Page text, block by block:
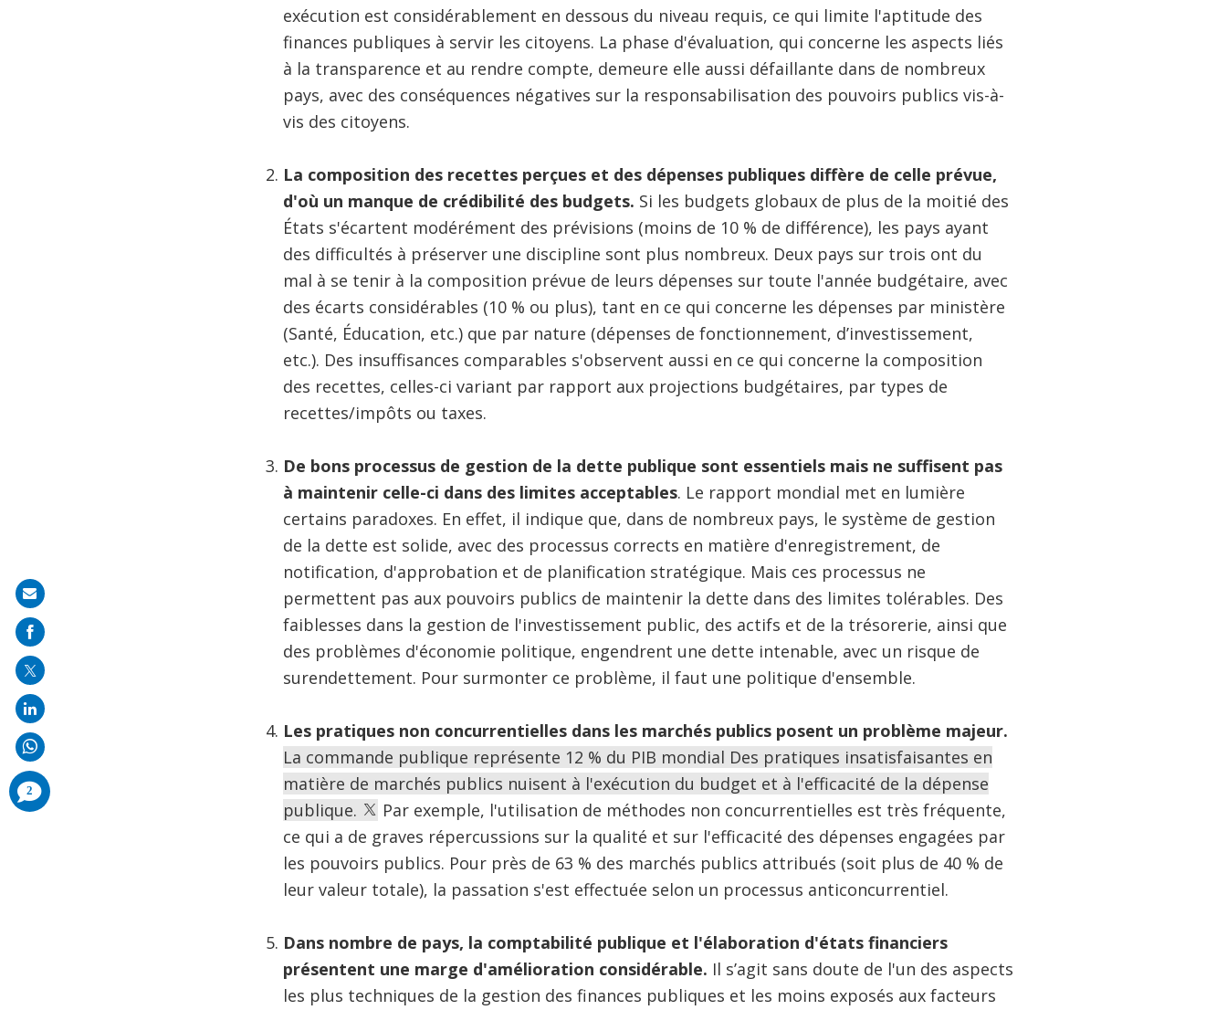
exécution est considérablement en dessous du niveau requis, ce qui limite l'aptitude des
finances publiques à servir les citoyens. La phase d'évaluation, qui concerne les aspects liés
à la transparence et au rendre compte, demeure elle aussi défaillante dans de nombreux
pays, avec des conséquences négatives sur la responsabilisation des pouvoirs publics vis-à-
vis des citoyens.
La composition des recettes perçues et des dépenses publiques diffère de celle prévue,
d'où un manque de crédibilité des budgets. Si les budgets globaux de plus de la moitié des
États s'écartent modérément des prévisions (moins de 10 % de différence), les pays ayant
des difficultés à préserver une discipline sont plus nombreux. Deux pays sur trois ont du
mal à se tenir à la composition prévue de leurs dépenses sur toute l'année budgétaire, avec
des écarts considérables (10 % ou plus), tant en ce qui concerne les dépenses par ministère
(Santé, Éducation, etc.) que par nature (dépenses de fonctionnement, d’investissement,
etc.). Des insuffisances comparables s'observent aussi en ce qui concerne la composition
des recettes, celles-ci variant par rapport aux projections budgétaires, par types de
recettes/impôts ou taxes.
De bons processus de gestion de la dette publique sont essentiels mais ne suffisent pas
à maintenir celle-ci dans des limites acceptables. Le rapport mondial met en lumière
certains paradoxes. En effet, il indique que, dans de nombreux pays, le système de gestion
de la dette est solide, avec des processus corrects en matière d'enregistrement, de
notification, d'approbation et de planification stratégique. Mais ces processus ne
permettent pas aux pouvoirs publics de maintenir la dette dans des limites tolérables. Des
faiblesses dans la gestion de l'investissement public, des actifs et de la trésorerie, ainsi que
des problèmes d'économie politique, engendrent une dette intenable, avec un risque de
surendettement. Pour surmonter ce problème, il faut une politique d'ensemble.
Les pratiques non concurrentielles dans les marchés publics posent un problème majeur.
La commande publique représente 12 % du PIB mondial Des pratiques insatisfaisantes en
matière de marchés publics nuisent à l'exécution du budget et à l'efficacité de la dépense
publique.
Par exemple, l'utilisation de méthodes non concurrentielles est très fréquente,
ce qui a de graves répercussions sur la qualité et sur l'efficacité des dépenses engagées par
les pouvoirs publics. Pour près de 63 % des marchés publics attribués (soit plus de 40 % de
leur valeur totale), la passation s'est effectuée selon un processus anticoncurrentiel.
Dans nombre de pays, la comptabilité publique et l'élaboration d'états financiers
présentent une marge d'amélioration considérable. Il s’agit sans doute de l'un des aspects
les plus techniques de la gestion des finances publiques et les moins exposés aux facteurs
Share
on
mail
2
comments
added